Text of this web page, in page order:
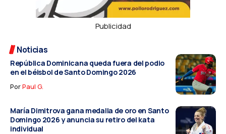
Publicidad
Noticias
República Dominicana queda fuera del podio
en el béisbol de Santo Domingo 2026
PorPaul G.
María Dimitrova gana medalla de oro en Santo
Domingo 2026 y anuncia su retiro del kata
individual